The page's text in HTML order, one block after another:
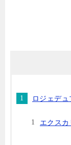
ロジェデュ
エクス